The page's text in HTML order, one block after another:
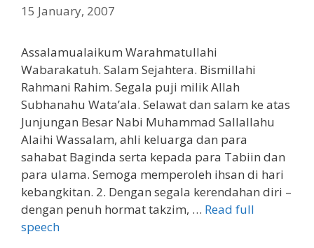
15 January, 2007
Assalamualaikum Warahmatullahi
Wabarakatuh. Salam Sejahtera. Bismillahi
Rahmani Rahim. Segala puji milik Allah
Subhanahu Wata’ala. Selawat dan salam ke atas
Junjungan Besar Nabi Muhammad Sallallahu
Alaihi Wassalam, ahli keluarga dan para
sahabat Baginda serta kepada para Tabiin dan
para ulama. Semoga memperoleh ihsan di hari
kebangkitan. 2. Dengan segala kerendahan diri –
dengan penuh hormat takzim, … Read full
speech